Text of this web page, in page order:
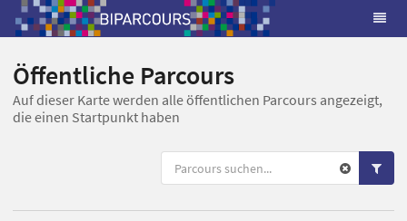
Öffentliche Parcours
Auf dieser Karte werden alle öffentlichen Parcours angezeigt,
die einen Startpunkt haben